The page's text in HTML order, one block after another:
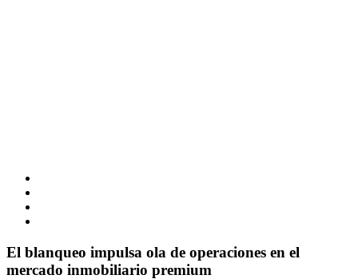
El blanqueo impulsa ola de operaciones en el
mercado inmobiliario premium